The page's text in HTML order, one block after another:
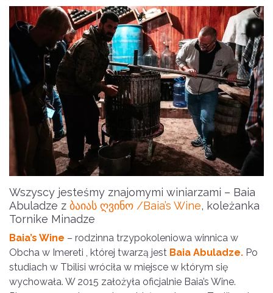
Wszyscy jesteśmy znajomymi winiarzami – Baia
Abuladze z ბაიას ღვინო /Baia’s Wine, koleżanka
Tornike Minadze
Baia’s Wine – rodzinna trzypokoleniowa winnica w
Obcha w Imereti , której twarzą jest Baia Abuladze. Po
studiach w Tbilisi wróciła w miejsce w którym się
wychowała. W 2015 założyła oficjalnie Baia’s Wine.